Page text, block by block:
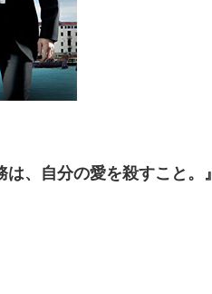
、自分の愛を殺すこと。』